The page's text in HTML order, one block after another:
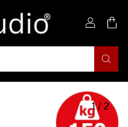
1/ 2